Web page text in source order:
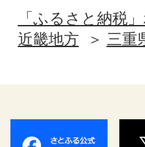
「ふるさと納税
近畿地方
三重